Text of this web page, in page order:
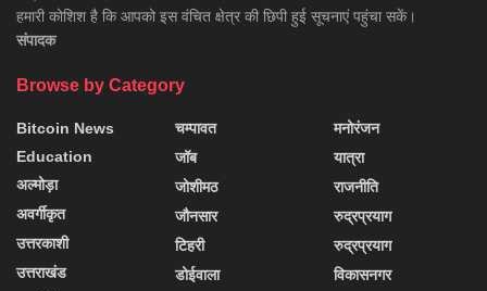
हमारी कोशिश है कि आपको इस वंचित क्षेत्र की छिपी हुई सूचनाएं पहुंचा सकें।
संपादक
Browse by Category
Bitcoin News
Education
अल्मोड़ा
अवर्गीकृत
उत्तरकाशी
उत्तराखंड
चम्पावत
जॉब
जोशीमठ
जौनसार
टिहरी
डोईवाला
मनोरंजन
यात्रा
राजनीति
रुद्रप्रयाग
रुद्रप्रयाग
विकासनगर